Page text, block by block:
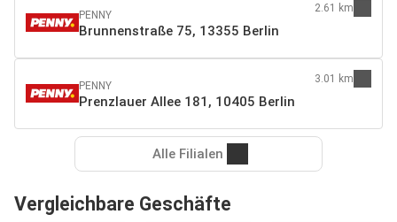
PENNY
Brunnenstraße 75, 13355 Berlin
2.61 km
PENNY
Prenzlauer Allee 181, 10405 Berlin
3.01 km
Alle Filialen
Vergleichbare Geschäfte